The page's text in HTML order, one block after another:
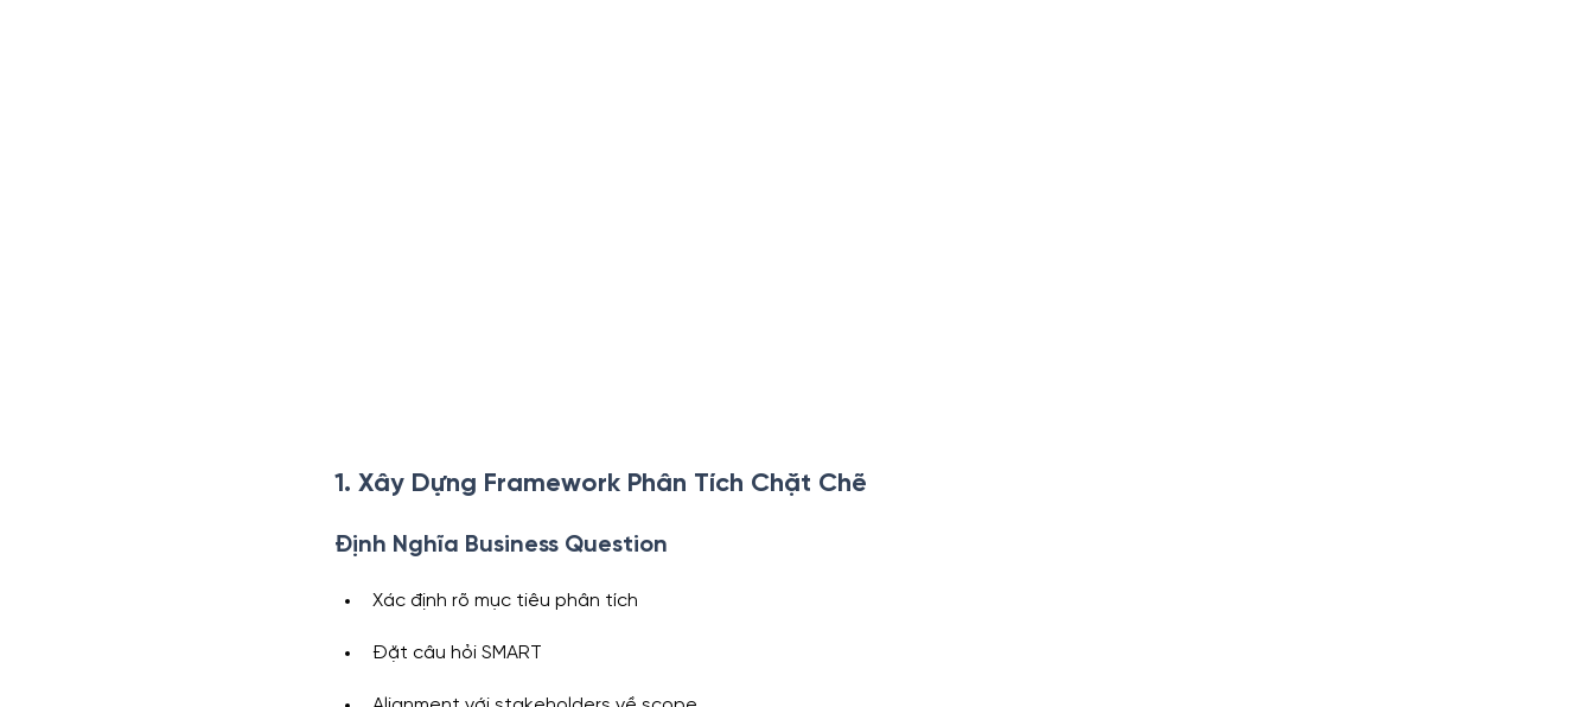
1. Xây Dựng Framework Phân Tích Chặt Chẽ
Định Nghĩa Business Question
Xác định rõ mục tiêu phân tích
Đặt câu hỏi SMART